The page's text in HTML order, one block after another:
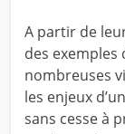
A partir de
des
nombreuses
les enjeux
sans cesse à